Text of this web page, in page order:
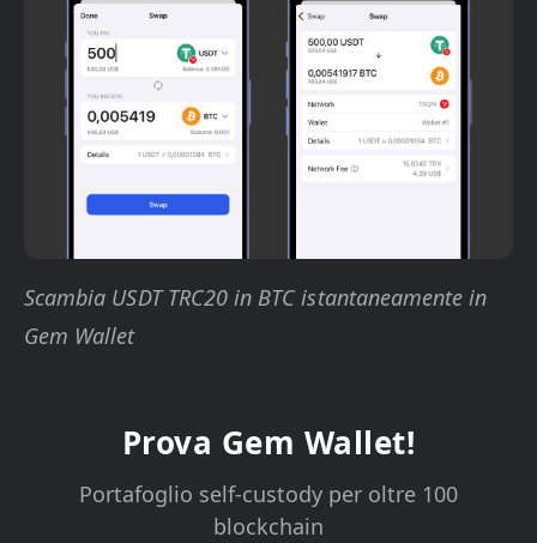
Scambia USDT TRC20 in BTC istantaneamente in
Gem Wallet
Prova Gem Wallet!
Portafoglio self-custody per oltre 100
blockchain